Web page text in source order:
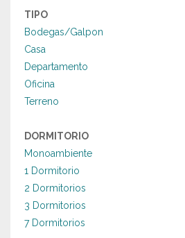
TIPO
Bodegas/Galpon
Casa
Departamento
Oficina
Terreno
DORMITORIO
Monoambiente
1 Dormitorio
2 Dormitorios
3 Dormitorios
7 Dormitorios